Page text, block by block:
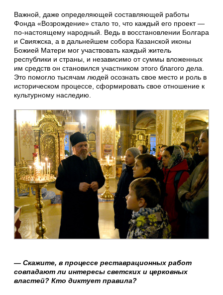
Важной, даже определяющей составляющей работы
Фонда «Возрождение» стало то, что каждый его проект —
по-настоящему народный. Ведь в восстановлении Болгара
и Свияжска, а в дальнейшем собора Казанской иконы
Божией Матери мог участвовать каждый житель
республики и страны, и независимо от суммы вложенных
им средств он становился участником этого благого дела.
Это помогло тысячам людей осознать свое место и роль в
историческом процессе, сформировать свое отношение к
культурному наследию.
— Скажите, в процессе реставрационных работ
совпадают ли интересы светских и церковных
властей? Кто диктует правила?